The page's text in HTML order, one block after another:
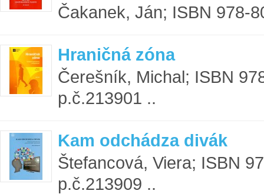
Čakanek, Ján; ISBN 978-
Hraničná zóna
Čerešník, Michal; ISBN
p.č.213901 ..
Kam odchádza divák
Štefancová, Viera; ISBN
p.č.213909 ..